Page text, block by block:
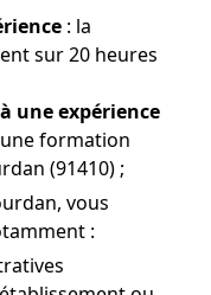
: la
sur 20 heures
une expérience
formation
(91410) ;
vous
: